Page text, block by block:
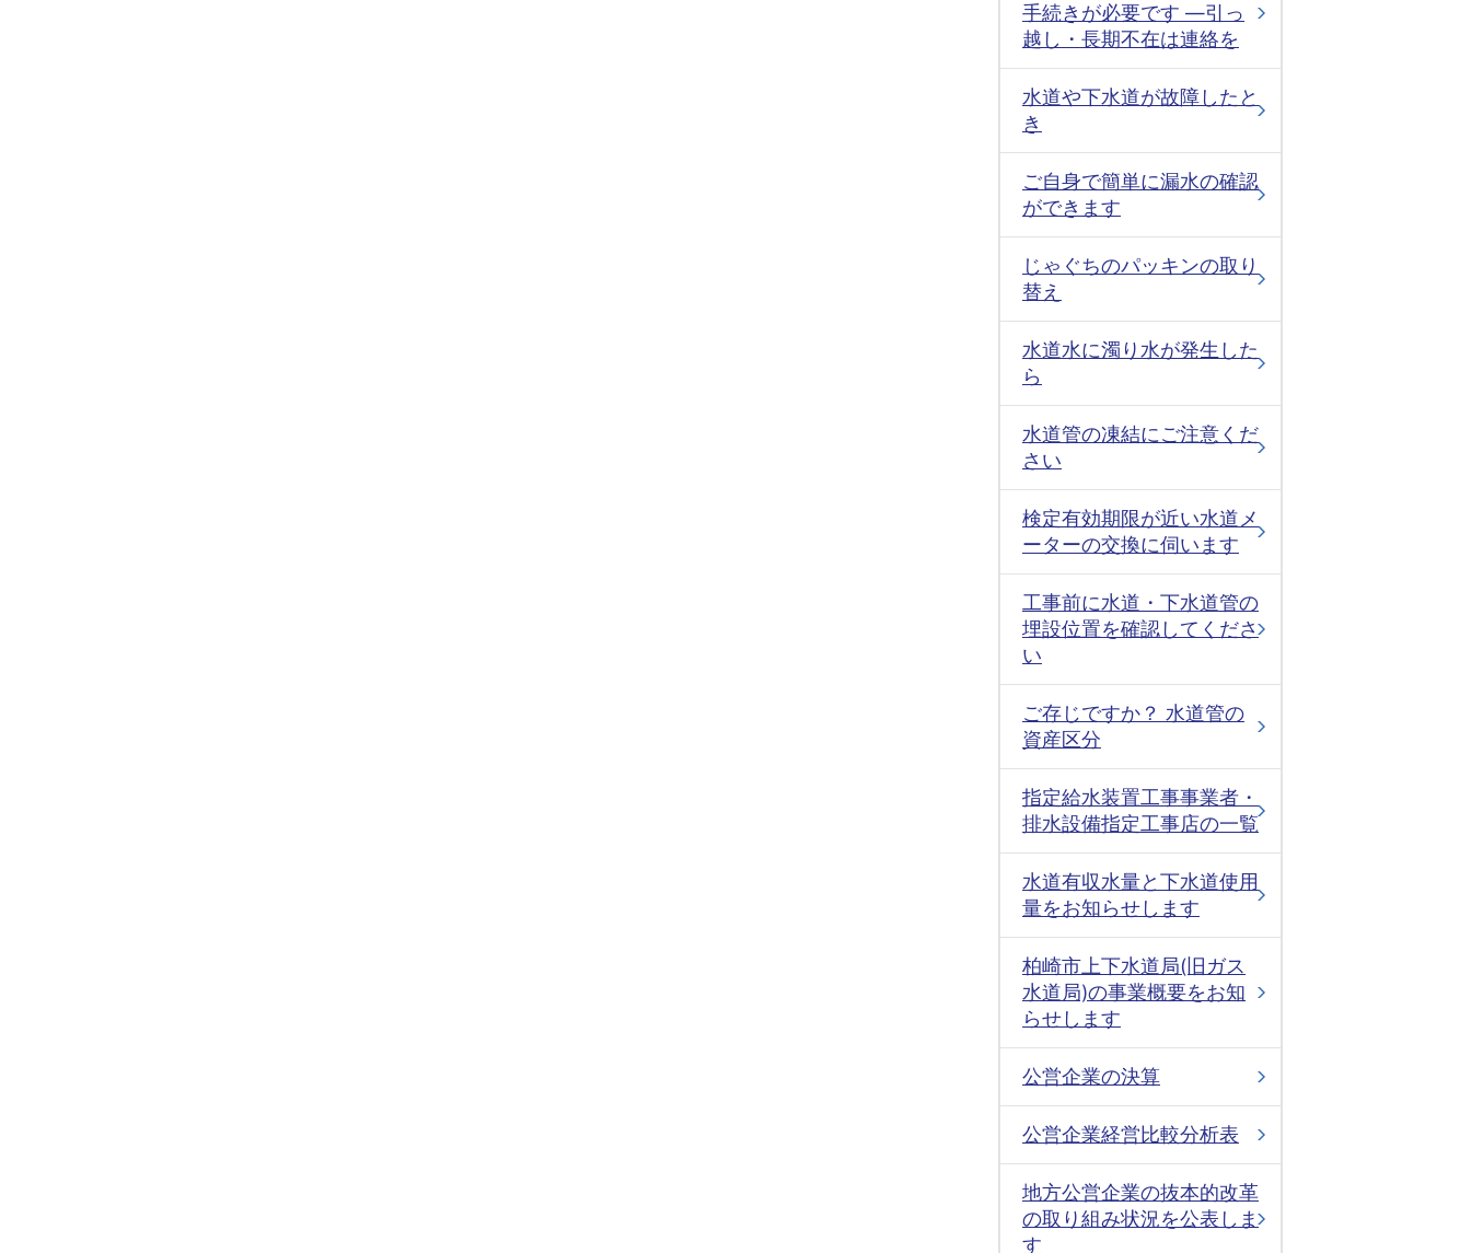
手続きが必要です ―引っ
越し・長期不在は連絡を
水道や下水道が故障したと
き
ご自身で簡単に漏水の確認
ができます
じゃぐちのパッキンの取り
替え
水道水に濁り水が発生した
ら
水道管の凍結にご注意くだ
さい
検定有効期限が近い水道メ
ーターの交換に伺います
工事前に水道・下水道管の
埋設位置を確認してくださ
い
ご存じですか？ 水道管の
資産区分
指定給水装置工事事業者・
排水設備指定工事店の一覧
水道有収水量と下水道使用
量をお知らせします
柏崎市上下水道局(旧ガス
水道局)の事業概要をお知
らせします
公営企業の決算
公営企業経営比較分析表
地方公営企業の抜本的改革
の取り組み状況を公表しま
す